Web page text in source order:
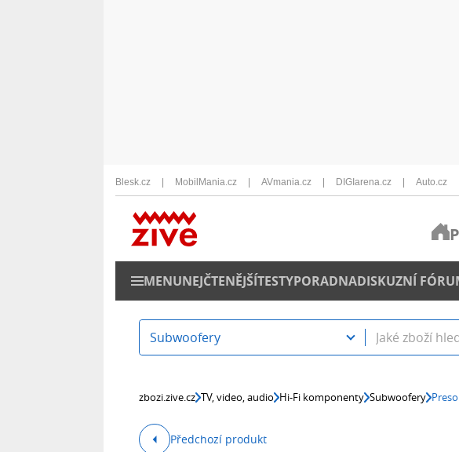
Blesk.cz MobilMania.cz AVmania.cz DIGIarena.cz Auto.cz
MENUNEJČTENĚJŠÍTESTYPORADNADISKUZNÍ
Subwoofery
zbozi.zive.cz TV, video, audio Hi-Fi komponenty Subwoofery
Předchozí produkt